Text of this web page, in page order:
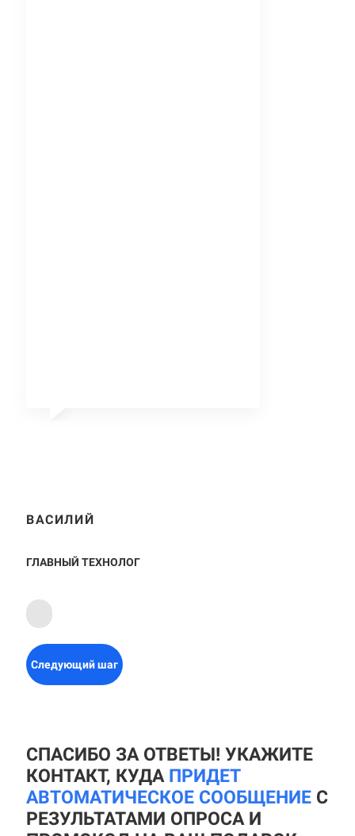
ВАСИЛИЙ
ГЛАВНЫЙ ТЕХНОЛОГ
Следующий шаг
СПАСИБО ЗА ОТВЕТЫ! УКАЖИТЕ
КОНТАКТ, КУДА ПРИДЕТ
АВТОМАТИЧЕСКОЕ СООБЩЕНИЕ С
РЕЗУЛЬТАТАМИ ОПРОСА И